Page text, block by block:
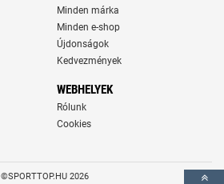
Minden márka
Minden e-shop
Újdonságok
Kedvezmények
WEBHELYEK
Rólunk
Cookies
©SPORTTOP.HU 2026